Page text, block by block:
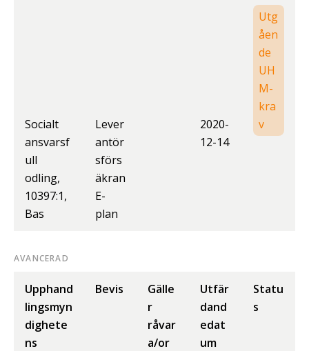
Socialt
ansvarsf
ull
odling,
10397:1,
Bas
Lever
antör
sförs
äkran
E-
plan
2020-
12-14
Utg
åen
de
UH
M-
kra
v
AVANCERAD
Upphand
lingsmyn
dighete
ns
Bevis
Gälle
r
råvar
a/or
Utfär
dand
edat
um
Statu
s